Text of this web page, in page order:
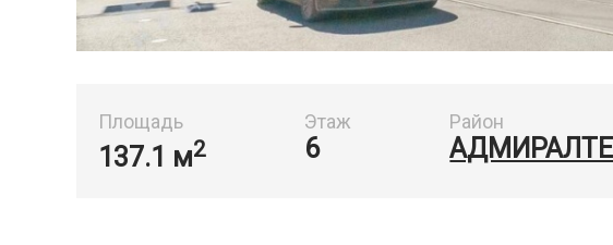
Площадь
137.1 м2
Этаж
6
Район